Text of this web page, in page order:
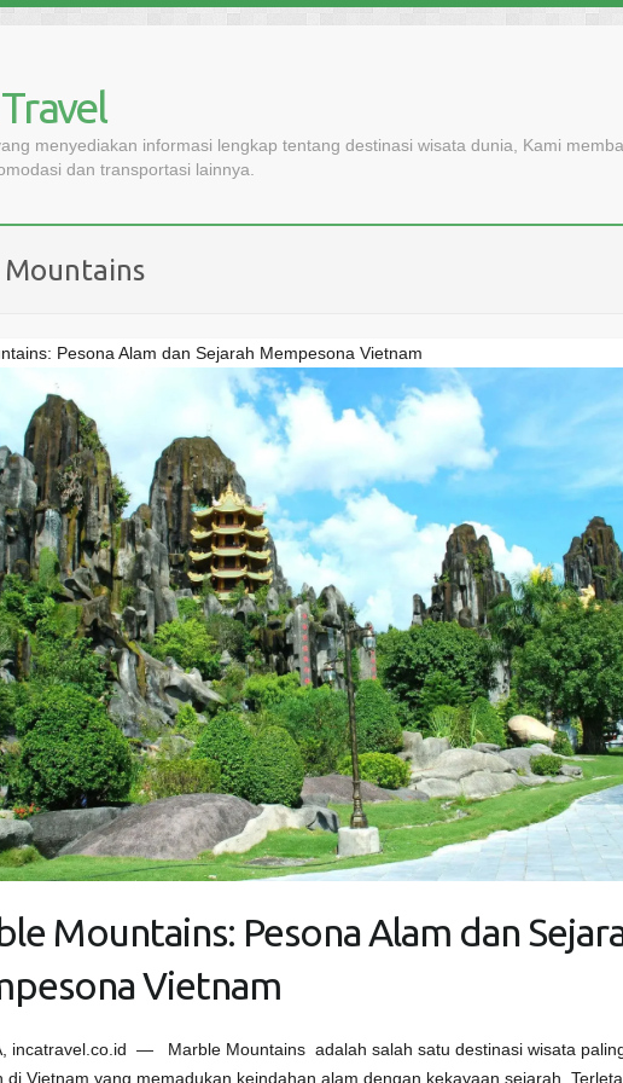
menyediakan informasi lengkap tentang destinasi wisata dunia, Kami
dan transportasi lainnya.
Pesona Alam dan Sejarah Mempesona Vietnam
Mountains: Pesona Alam dan
Vietnam
incatravel.co.id — Marble Mountains adalah salah satu destinasi wisata
di Vietnam yang memadukan keindahan alam dengan kekayaan sejarah.